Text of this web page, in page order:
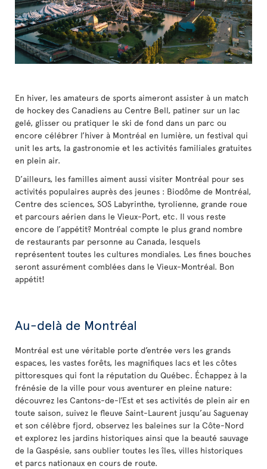
En hiver, les amateurs de sports aimeront assister à un match
de hockey des Canadiens au Centre Bell, patiner sur un lac
gelé, glisser ou pratiquer le ski de fond dans un parc ou
encore célébrer l’hiver à Montréal en lumière, un festival qui
unit les arts, la gastronomie et les activités familiales gratuites
en plein air.
D’ailleurs, les familles aiment aussi visiter Montréal pour ses
activités populaires auprès des jeunes : Biodôme de Montréal,
Centre des sciences, SOS Labyrinthe, tyrolienne, grande roue
et parcours aérien dans le Vieux-Port, etc. Il vous reste
encore de l’appétit? Montréal compte le plus grand nombre
de restaurants par personne au Canada, lesquels
représentent toutes les cultures mondiales. Les fines bouches
seront assurément comblées dans le Vieux-Montréal. Bon
appétit!
Au-delà de Montréal
Montréal est une véritable porte d’entrée vers les grands
espaces, les vastes forêts, les magnifiques lacs et les côtes
pittoresques qui font la réputation du Québec. Échappez à la
frénésie de la ville pour vous aventurer en pleine nature:
découvrez les Cantons-de-l’Est et ses activités de plein air en
toute saison, suivez le fleuve Saint-Laurent jusqu’au Saguenay
et son célèbre fjord, observez les baleines sur la Côte-Nord
et explorez les jardins historiques ainsi que la beauté sauvage
de la Gaspésie, sans oublier toutes les îles, villes historiques
et parcs nationaux en cours de route.